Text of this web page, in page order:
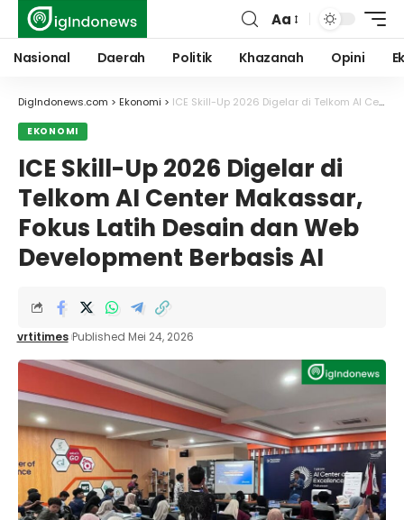
Font
Resizer
Aa
Nasional Daerah Politik Khazanah Opini
DigIndonews.com > Ekonomi > ICE Skill-Up 2026 Digelar di Telkom AI Center Makassar, Fokus Latih Desain dan Web Development Berbasis AI
EKONOMI
ICE Skill-Up 2026 Digelar di
Telkom AI Center Makassar,
Fokus Latih Desain dan Web
Development Berbasis AI
vrtitimes Published Mei 24, 2026